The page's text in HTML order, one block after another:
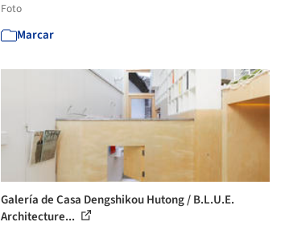
Foto
Marcar
Galería de Casa Dengshikou Hutong / B.L.U.E.
Architecture...